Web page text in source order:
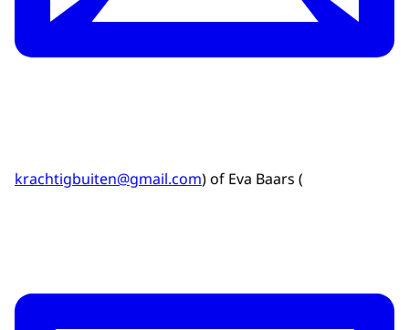
krachtigbuiten@gmail.com) of Eva Baars (